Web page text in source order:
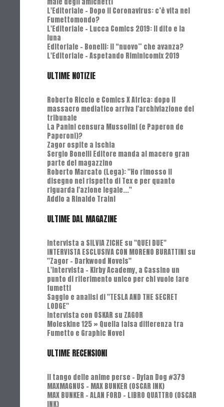
L'Editoriale - Dopo il Coronavirus: c’è vita nel
Fumettomondo?
L'Editoriale - Lucca Comics 2019: Il dito e la
luna
Editoriale - Bonelli: il “nuovo” che avanza?
L'Editoriale - Aspetando Riminicomix 2019
ULTIME NOTIZIE
Roberto Riccio e Comics X Africa: dopo il
massacro mediatico arriva l'archiviazione del
tribunale
La Panini censura Mussolini (e Paperon de
Paperoni)?
Zagor ospite a Ischia
Sergio Bonelli Editore manda al macero gran
parte del magazzino
Roberto Marcato (Lega): "Ho rimosso il
disegno nel rispetto di Tex e per quanto
riguarda l'azione legale..."
Addio a Rinaldo Traini
ULTIME DAL MAGAZINE
Intervista a SILVIA ZICHE su "QUEI DUE"
INTERVISTA ESCLUSIVA CON MORENO BURATTINI su
"Zagor - Darkwood Novels"
L'Intervista - Kirby Academy, a Cassino un
punto di riferimento unico per chi vuole fare
fumetti
Saggio e analisi di "TESLA AND THE SECRET
LODGE"
Intervista con OSKAR su ZAGOR
Moleskine 125 » Quella falsa differenza tra
Fumetto e Graphic Novel
ULTIME RECENSIONI
Il tango delle anime perse - Dylan Dog #379
MAXMAGNUS – MAX BUNKER (OSCAR INK)
MAX BUNKER – ALAN FORD – LIBRO QUATTRO (OSCAR
INK)